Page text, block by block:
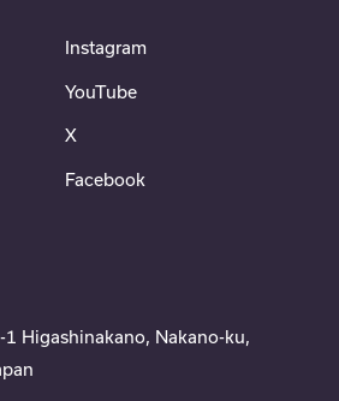
Instagram
YouTube
X
Facebook
Higashinakano, Nakano-ku,